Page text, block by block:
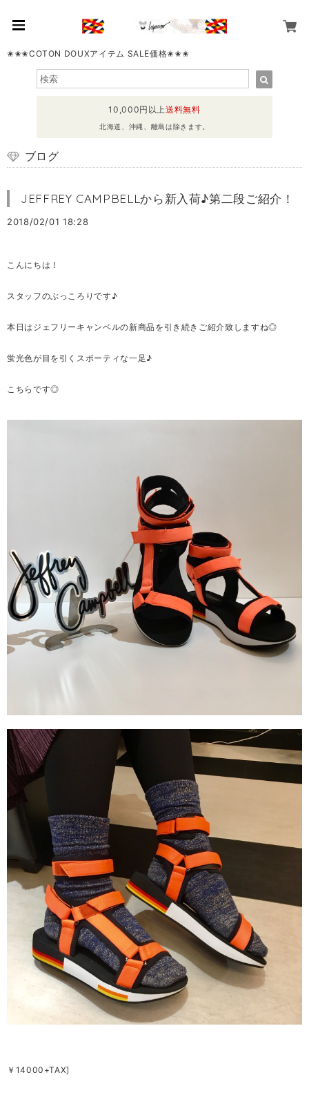
✬✬✬COTON DOUXアイテム SALE価格✬✬✬
10,000円以上送料無料
北海道、沖縄、離島は除きます。
ブログ
JEFFREY CAMPBELLから新入荷♪第二段ご紹介！
2018/02/01 18:28
こんにちは！
スタッフのぶっころりです♪
本日はジェフリーキャンベルの新商品を引き続きご紹介致しますね◎
蛍光色が目を引くスポーティな一足♪
こちらです◎
￥14000+TAX]